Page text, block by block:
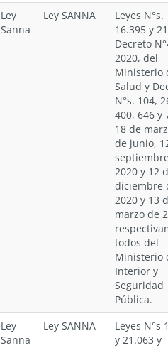
Ley
Sanna
Ley SANNA
Leyes N°s.
16.395 y
Decreto
2020, del
Ministerio
Salud y
N°s. 104,
400, 646 y
18 de
de junio,
2020 y 12
diciembre
2020 y 13
marzo de
todos del
Ministerio
Interior y
Seguridad
Pública.
Ley
Sanna
Ley SANNA
Leyes N°s
y 21.063 y